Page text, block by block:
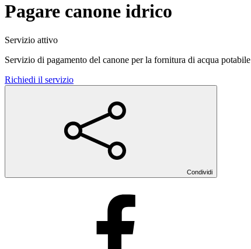
Pagare canone idrico
Servizio attivo
Servizio di pagamento del canone per la fornitura di acqua potabile
Richiedi il servizio
Condividi